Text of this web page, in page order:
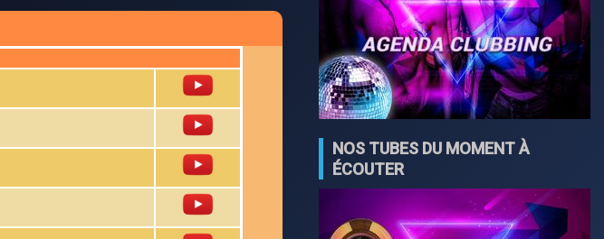
NOS TUBES DU MOMENT À
ÉCOUTER